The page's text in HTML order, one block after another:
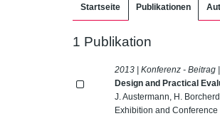
Startseite Publikationen
1 Publikation
2013 | Konferenz - Beitrag
Design and Practical
J. Austermann, H.
Exhibition and